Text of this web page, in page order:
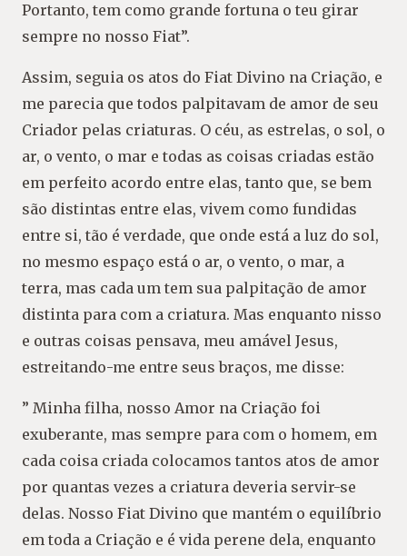
Portanto, tem como grande fortuna o teu girar
sempre no nosso Fiat”.
Assim, seguia os atos do Fiat Divino na Criação, e
me parecia que todos palpitavam de amor de seu
Criador pelas criaturas. O céu, as estrelas, o sol, o
ar, o vento, o mar e todas as coisas criadas estão
em perfeito acordo entre elas, tanto que, se bem
são distintas entre elas, vivem como fundidas
entre si, tão é verdade, que onde está a luz do sol,
no mesmo espaço está o ar, o vento, o mar, a
terra, mas cada um tem sua palpitação de amor
distinta para com a criatura. Mas enquanto nisso
e outras coisas pensava, meu amável Jesus,
estreitando-me entre seus braços, me disse:
” Minha filha, nosso Amor na Criação foi
exuberante, mas sempre para com o homem, em
cada coisa criada colocamos tantos atos de amor
por quantas vezes a criatura deveria servir-se
delas. Nosso Fiat Divino que mantém o equilíbrio
em toda a Criação e é vida perene dela, enquanto